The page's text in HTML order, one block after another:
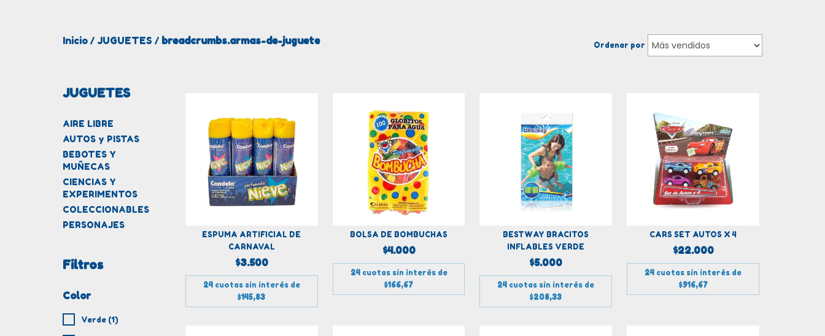
Inicio / JUGUETES / breadcrumbs.armas-de-juguete Ordenar por
JUGUETES
AIRE LIBRE
AUTOS y PISTAS
BEBOTES Y
MUÑECAS
CIENCIAS Y
EXPERIMENTOS
COLECCIONABLES
PERSONAJES
Filtros
Color
Verde (1)
ESPUMA ARTIFICIAL DE
CARNAVAL
$3.500
24 cuotas sin interés de
$145,83
BOLSA DE BOMBUCHAS
$4.000
24 cuotas sin interés de
$166,67
BESTWAY BRACITOS
INFLABLES VERDE
$5.000
24 cuotas sin interés de
$208,33
CARS SET AUTOS X 4
$22.000
24 cuotas sin interés de
$916,67